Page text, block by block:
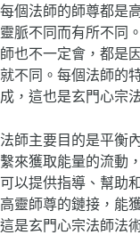
每個法師的師尊都是
靈脈不同而有所不同
師也不一定會，都是
就不同。每個法師的
成，這也是玄門心宗
法師主要目的是平衡
繫來獲取能量的流動
可以提供指導、幫助
高靈師尊的鏈接，能
這是玄門心宗法師法